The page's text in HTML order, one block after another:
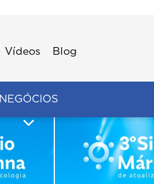
Vídeos Blog
NEGÓCIOS